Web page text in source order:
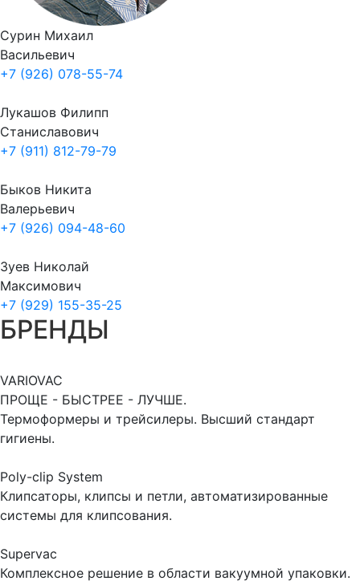
Сурин Михаил
Васильевич
+7 (926) 078-55-74
Лукашов Филипп
Станиславович
+7 (911) 812-79-79
Быков Никита
Валерьевич
+7 (926) 094-48-60
Зуев Николай
Максимович
+7 (929) 155-35-25
БРЕНДЫ
VARIOVAC
ПРОЩЕ - БЫСТРЕЕ - ЛУЧШЕ.
Термоформеры и трейсилеры. Высший стандарт
гигиены.
Poly-clip System
Клипсаторы, клипсы и петли, автоматизированные
системы для клипсования.
Supervac
Комплексное решение в области вакуумной упаковки.